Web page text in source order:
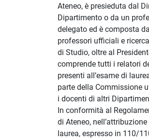
Ateneo, è presieduta dal
Dipartimento o da un
delegato ed è composta
professori ufficiali e
di Studio, oltre al
comprende tutti i relatori
presenti all’esame di
parte della Commissione
i docenti di altri
In conformità al
di Ateneo,
laurea, espresso in 110/